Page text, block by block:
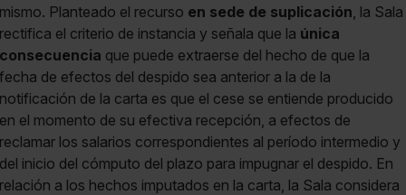
mismo. Planteado el recurso en sede de suplicación, la Sala
rectifica el criterio de instancia y señala que la única
consecuencia que puede extraerse del hecho de que la
fecha de efectos del despido sea anterior a la de la
notificación de la carta es que el cese se entiende producido
en el momento de su efectiva recepción, a efectos de
reclamar los salarios correspondientes al período intermedio y
del inicio del cómputo del plazo para impugnar el despido. En
relación a los hechos imputados en la carta, la Sala considera